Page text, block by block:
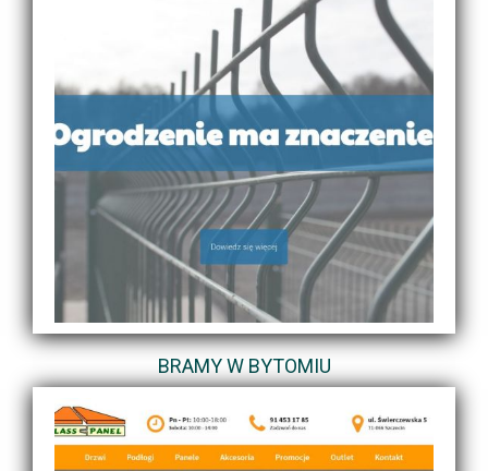
BRAMY W BYTOMIU